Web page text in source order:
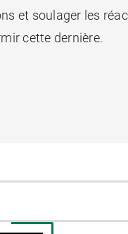
et soulager les
cette dernière.